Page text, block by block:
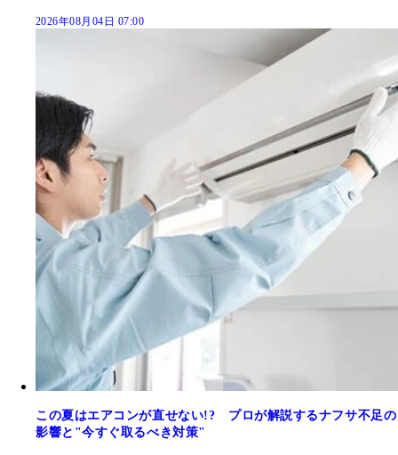
2026年08月04日 07:00
この夏はエアコンが直せない!? プロが解説するナフサ不足の
影響と"今すぐ取るべき対策"